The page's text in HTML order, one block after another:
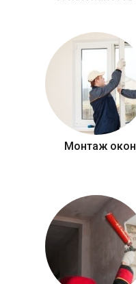
Монтаж окон